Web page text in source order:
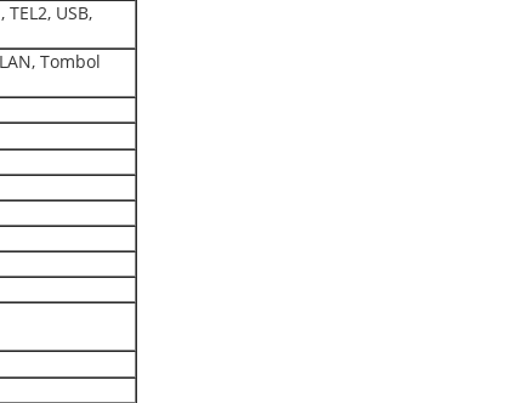
TEL2, USB,
Tombol